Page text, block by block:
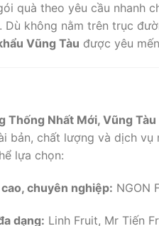
quà theo yêu cầu nhanh
Dù không nằm trên trục
Vũng Tàu được yêu
Thống Nhất Mới, Vũng Tàu
bản, chất lượng và dịch vụ
lựa chọn:
chuyên nghiệp: NGON
dạng: Linh Fruit, Mr Tiến